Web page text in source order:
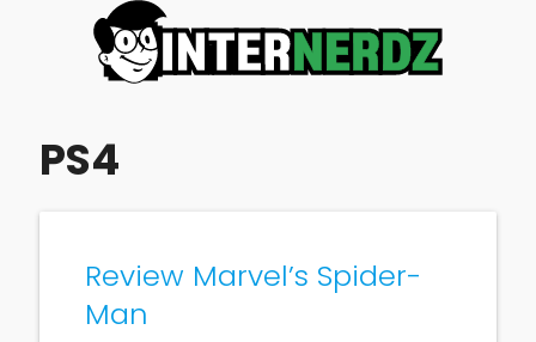
PS4
Review Marvel’s Spider-
Man